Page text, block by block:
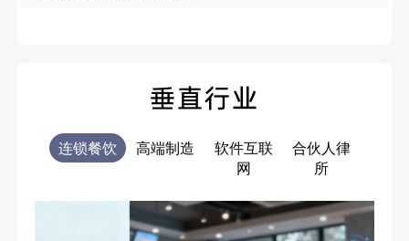
垂直行业
连锁餐饮 高端制造
软件互联
网
合伙人律
所